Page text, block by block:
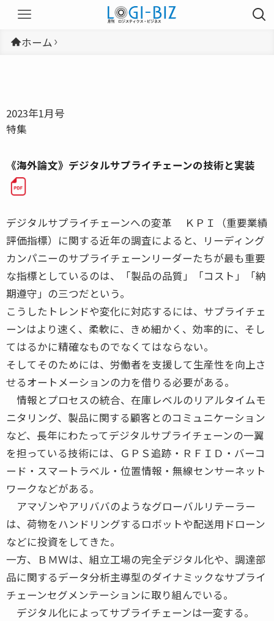
ホーム
2023年1月号
特集
《海外論文》デジタルサプライチェーンの技術と実装
デジタルサプライチェーンへの変革 ＫＰＩ（重要業績
評価指標）に関する近年の調査によると、リーディング
カンパニーのサプライチェーンリーダーたちが最も重要
な指標としているのは、「製品の品質」「コスト」「納
期遵守」の三つだという。
こうしたトレンドや変化に対応するには、サプライチェ
ーンはより速く、柔軟に、きめ細かく、効率的に、そし
てはるかに精確なものでなくてはならない。
そしてそのためには、労働者を支援して生産性を向上さ
せるオートメーションの力を借りる必要がある。
情報とプロセスの統合、在庫レベルのリアルタイムモ
ニタリング、製品に関する顧客とのコミュニケーション
など、長年にわたってデジタルサプライチェーンの一翼
を担っている技術には、ＧＰＳ追跡・ＲＦＩＤ・バーコ
ード・スマートラベル・位置情報・無線センサーネット
ワークなどがある。
アマゾンやアリババのようなグローバルリテーラー
は、荷物をハンドリングするロボットや配送用ドローン
などに投資をしてきた。
一方、ＢＭＷは、組立工場の完全デジタル化や、調達部
品に関するデータ分析主導型のダイナミックなサプライ
チェーンセグメンテーションに取り組んでいる。
デジタル化によってサプライチェーンは一変する。